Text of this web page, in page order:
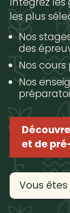
les plus
Nos
des
Nos
Nos
et de
Vous êtes